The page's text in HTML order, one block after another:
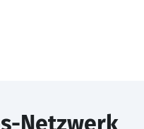
Netzwerk